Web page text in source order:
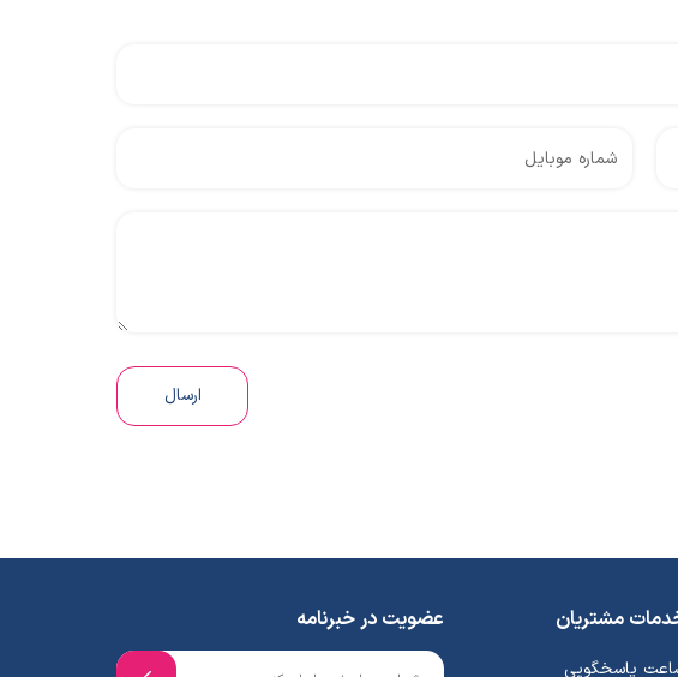
ارسال
مشتریان
پاسخگویی
عضویت در خبرنامه